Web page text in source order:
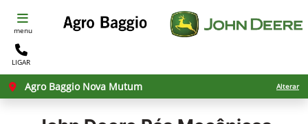
menu
LIGAR
Agro Baggio Nova Mutum Alterar